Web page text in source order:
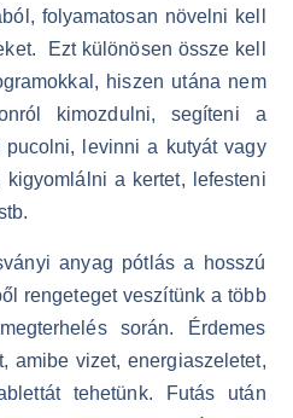
folyamatosan növelni kell
Ezt különösen össze kell
hiszen utána nem
kimozdulni, segíteni a
pucolni, levinni a kutyát vagy
kigyomlálni a kertet, lefesteni
anyag pótlás a hosszú
rengeteget veszítünk a több
során. Érdemes
amibe vizet, energiaszeletet,
tehetünk. Futás után